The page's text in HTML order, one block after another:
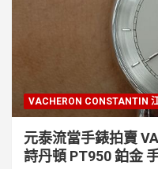
VACHERON CONSTANTIN
元泰流當手錶拍賣
詩丹頓 PT950 鉑金